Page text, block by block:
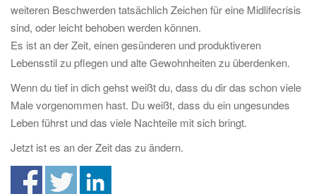
weiteren Beschwerden tatsächlich Zeichen für eine Midlifecrisis
sind, oder leicht behoben werden können.
Es ist an der Zeit, einen gesünderen und produktiveren
Lebensstil zu pflegen und alte Gewohnheiten zu überdenken.
Wenn du tief in dich gehst weißt du, dass du dir das schon viele
Male vorgenommen hast. Du weißt, dass du ein ungesundes
Leben führst und das viele Nachteile mit sich bringt.
Jetzt ist es an der Zeit das zu ändern.